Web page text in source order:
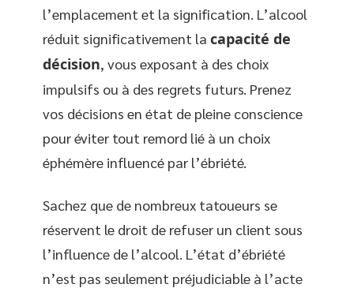
l’emplacement et la signification. L’alcool
réduit significativement la capacité de
décision, vous exposant à des choix
impulsifs ou à des regrets futurs. Prenez
vos décisions en état de pleine conscience
pour éviter tout remord lié à un choix
éphémère influencé par l’ébriété.
Sachez que de nombreux tatoueurs se
réservent le droit de refuser un client sous
l’influence de l’alcool. L’état d’ébriété
n’est pas seulement préjudiciable à l’acte